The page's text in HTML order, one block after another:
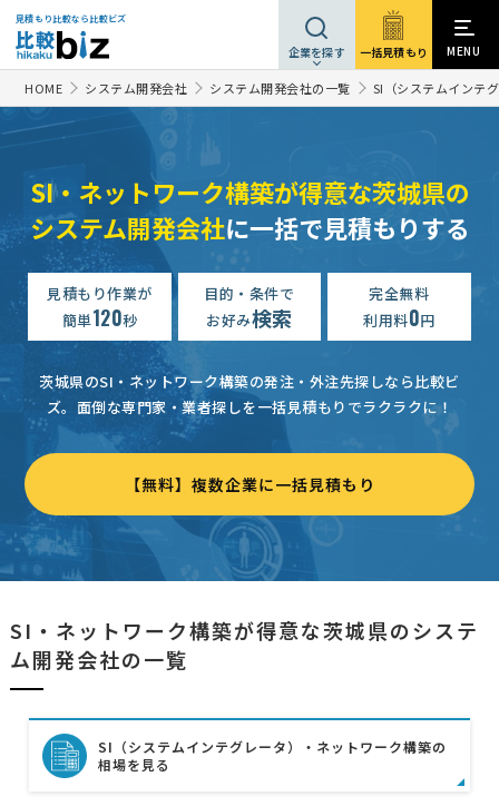
見積もり比較なら比較ビズ
企業を探す 一括見積もり MENU
HOME システム開発会社 システム開発会社の一覧 SI（システムインテ
SI・ネットワーク構築が得意な茨城県の
システム開発会社に一括で見積もりする
見積もり作業が
簡単120秒
目的・条件で
お好み検索
完全無料
利用料0円
茨城県のSI・ネットワーク構築の発注・外注先探しなら比較ビ
ズ。 面倒な専門家・業者探しを一括見積もりでラクラクに！
【無料】複数企業に一括見積もり
SI・ネットワーク構築が得意な茨城県のシステ
ム開発会社の一覧
SI（システムインテグレータ）・ネットワーク構築の
相場を見る